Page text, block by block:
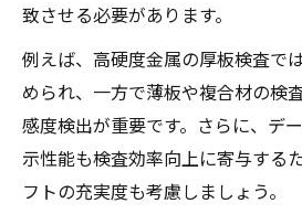
致させる必要があります。
例えば、高硬度金属の厚板検査で
められ、一方で薄板や複合材の検
感度検出が重要です。さらに、デ
示性能も検査効率向上に寄与する
フトの充実度も考慮しましょう。